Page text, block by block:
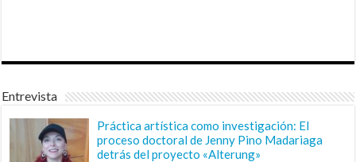
Entrevista
Práctica artística como investigación: El
proceso doctoral de Jenny Pino Madariaga
detrás del proyecto «Alterung»